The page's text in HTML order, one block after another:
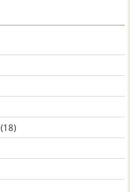
(18)